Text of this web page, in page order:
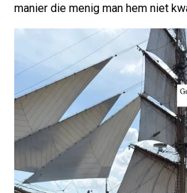
manier die menig man hem niet